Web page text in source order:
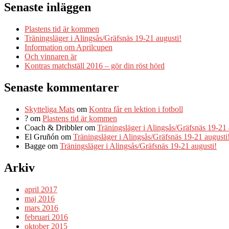
Senaste inläggen
Plastens tid är kommen
Träningsläger i Alingsås/Gräfsnäs 19-21 augusti!
Information om Aprilcupen
Och vinnaren är
Kontras matchställ 2016 – gör din röst hörd
Senaste kommentarer
Skytteliga Mats om Kontra får en lektion i fotboll
? om Plastens tid är kommen
Coach & Dribblerom Träningsläger i Alingsås/Gräfsnäs 19-21
El Gruñón om Träningsläger i Alingsås/Gräfsnäs 19-21 augusti!
Bagge om Träningsläger i Alingsås/Gräfsnäs 19-21 augusti!
Arkiv
april 2017
maj 2016
mars 2016
februari 2016
oktober 2015